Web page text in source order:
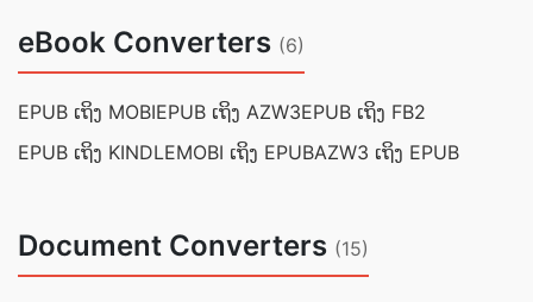
eBook Converters (6)
EPUB ເຖິງ MOBIEPUB ເຖິງ AZW3EPUB ເຖິງ FB2
EPUB ເຖິງ KINDLEMOBI ເຖິງ EPUBAZW3 ເຖິງ EPUB
Document Converters (15)